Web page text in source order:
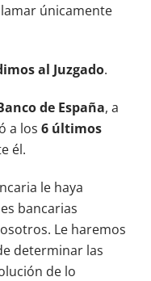
únicamente
al Juzgado.
de España, a
a los6 últimos
él.
le haya
bancarias
Le haremos
determinar las
de lo